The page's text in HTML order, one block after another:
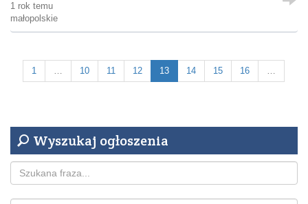
1 rok temu
małopolskie
1 … 10 11 12 13 14 15 16 …
Wyszukaj ogłoszenia